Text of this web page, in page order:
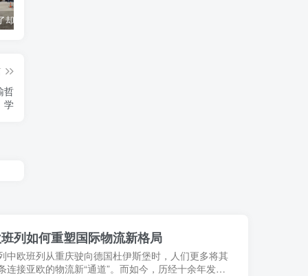
哲
学
列如何重塑国际物流新格局
中欧班列从重庆驶向德国杜伊斯堡时，人们更多将其
连接亚欧的物流新“通道”。而如今，历经十余年发